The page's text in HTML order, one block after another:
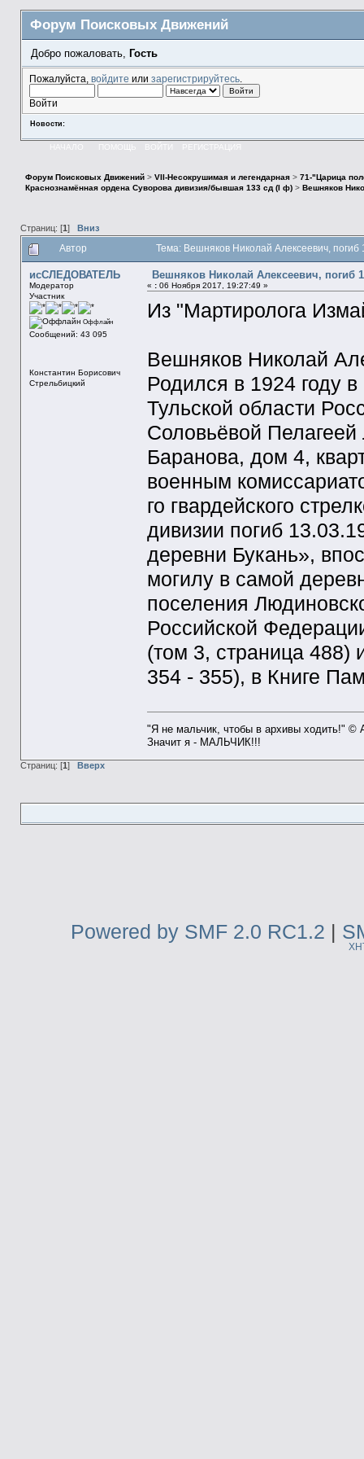
Форум Поисковых Движений
Добро пожаловать, Гость
Пожалуйста, войдите или зарегистрируйтесь.
Войти
Новости:
НАЧАЛО ПОМОЩЬ ВОЙТИ РЕГИСТРАЦИЯ
Форум Поисковых Движений> VII-Несокрушимая и легендарная> 71-"Царица
Краснознамённая ордена Суворова дивизия/бывшая 133 сд (I ф)> Вешняков
Страниц: [1 ] Вниз
Автор Тема: Вешняков Николай Алексеевич,
исСЛЕДОВАТЕЛЬ
Модератор
Участник
Оффлайн
Сообщений: 43 095
Константин Борисович
Стрельбицкий
Вешняков Николай Алексеевич, погиб
« :06 Ноября 2017, 19:27:49 »
Из "Мартиролога
Вешняков Николай
Родился в 1924 году
Тульской области
Соловьёвой
Баранова, дом 4,
военным
го гвардейского
дивизии погиб
деревни Букань»,
могилу в самой
поселения
Российской
(том 3, страница 488)
354 - 355), в Книге
"Я не мальчик, чтобы в архивы ходить!" ©
Значит я - МАЛЬЧИК!!!
Страниц: [1 ] Вверх
Powered by SMF 2.0 RC1.2 |